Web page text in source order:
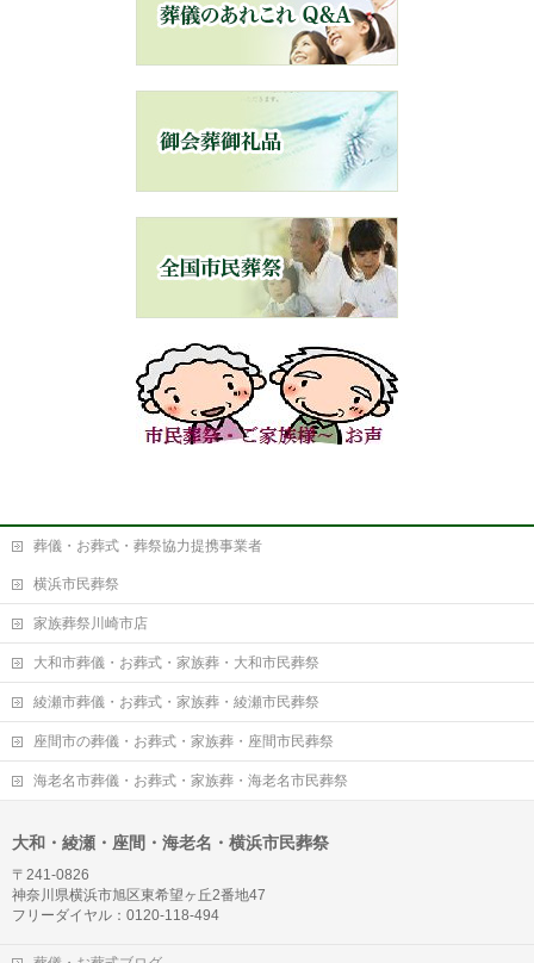
葬儀・お葬式・葬祭協力提携事業者
横浜市民葬祭
家族葬祭川崎市店
大和市葬儀・お葬式・家族葬・大和市民葬祭
綾瀬市葬儀・お葬式・家族葬・綾瀬市民葬祭
座間市の葬儀・お葬式・家族葬・座間市民葬祭
海老名市葬儀・お葬式・家族葬・海老名市民葬祭
大和・綾瀬・座間・海老名・横浜市民葬祭
〒241-0826
神奈川県横浜市旭区東希望ヶ丘2番地47
フリーダイヤル：0120-118-494